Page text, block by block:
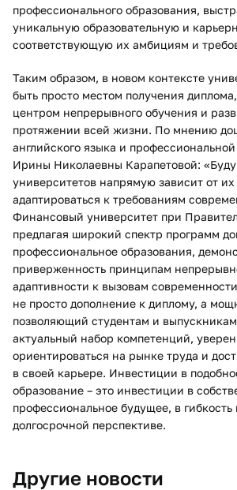
профессионального образования,
уникальную образовательную и
соответствующую их амбициям и
Таким образом, в новом контексте
быть просто местом получения
центром непрерывного обучения и
протяжении всей жизни. По мнению
английского языка и
Ирины Николаевны Карапетовой:
университетов напрямую зависит от их
адаптироваться к требованиям
Финансовый университет при
предлагая широкий спектр программ
профессиональное образования,
приверженность принципам
адаптивности к вызовам
не просто дополнение к диплому, а
позволяющий студентам и
актуальный набор компетенций,
ориентироваться на рынке труда и
в своей карьере. Инвестиции в
образование – это инвестиции в
профессиональное будущее, в гибкость
долгосрочной перспективе.
Другие новости